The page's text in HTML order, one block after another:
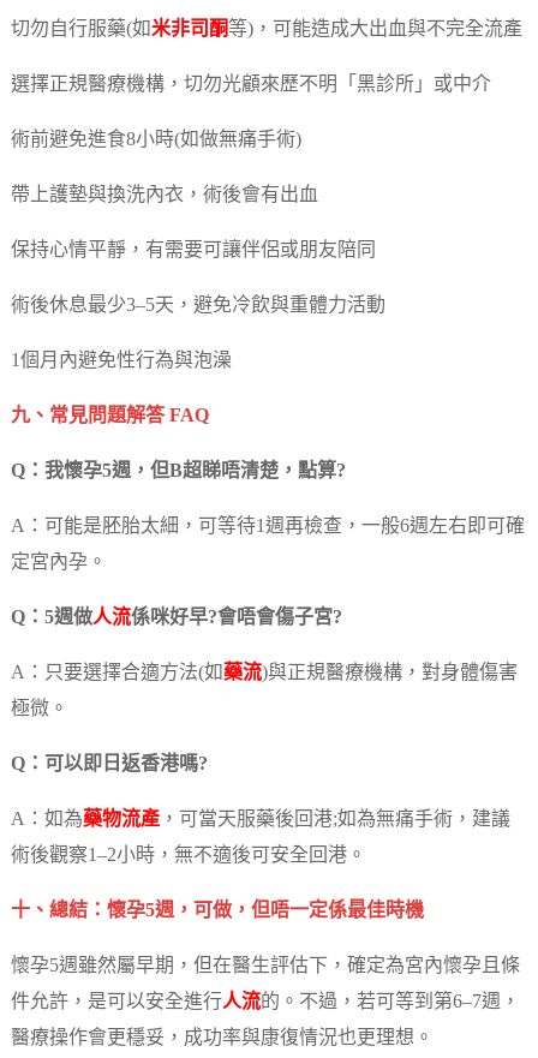
切勿自行服藥(如米非司酮等)，可能造成大出血與不完全流產
選擇正規醫療機構，切勿光顧來歷不明「黑診所」或中介
術前避免進食8小時(如做無痛手術)
帶上護墊與換洗內衣，術後會有出血
保持心情平靜，有需要可讓伴侶或朋友陪同
術後休息最少3–5天，避免冷飲與重體力活動
1個月內避免性行為與泡澡
九、常見問題解答 FAQ
Q：我懷孕5週，但B超睇唔清楚，點算?
A：可能是胚胎太細，可等待1週再檢查，一般6週左右即可確
定宮內孕。
Q：5週做人流係咪好早?會唔會傷子宮?
A：只要選擇合適方法(如藥流)與正規醫療機構，對身體傷害
極微。
Q：可以即日返香港嗎?
A：如為藥物流產，可當天服藥後回港;如為無痛手術，建議
術後觀察1–2小時，無不適後可安全回港。
十、總結：懷孕5週，可做，但唔一定係最佳時機
懷孕5週雖然屬早期，但在醫生評估下，確定為宮內懷孕且條
件允許，是可以安全進行人流的。不過，若可等到第6–7週，
醫療操作會更穩妥，成功率與康復情況也更理想。